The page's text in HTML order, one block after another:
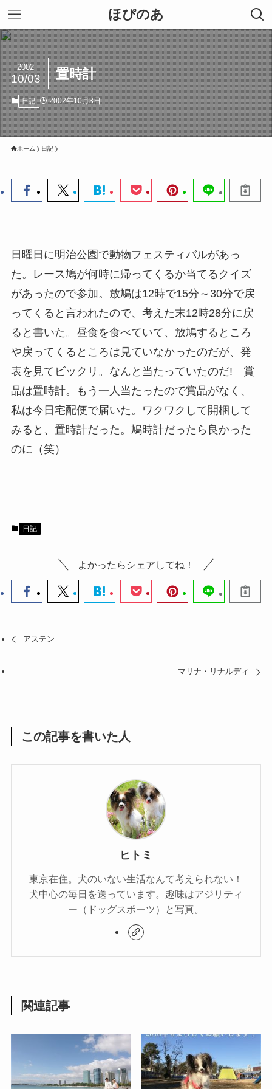
ほぴのあ
置時計
2002
10/03
日記 2002年10月3日
ホーム 日記
日曜日に明治公園で動物フェスティバルがあっ
た。レース鳩が何時に帰ってくるか当てるクイズ
があったので参加。放鳩は12時で15分～30分で戻
ってくると言われたので、考えた末12時28分に戻
ると書いた。昼食を食べていて、放鳩するところ
や戻ってくるところは見ていなかったのだが、発
表を見てビックリ。なんと当たっていたのだ! 賞
品は置時計。もう一人当たったので賞品がなく、
私は今日宅配便で届いた。ワクワクして開梱して
みると、置時計だった。鳩時計だったら良かった
のに（笑）
日記
よかったらシェアしてね！
アステン
マリナ・リナルディ
この記事を書いた人
ヒトミ
東京在住。犬のいない生活なんて考えられない！
犬中心の毎日を送っています。趣味はアジリティ
ー（ドッグスポーツ）と写真。
関連記事